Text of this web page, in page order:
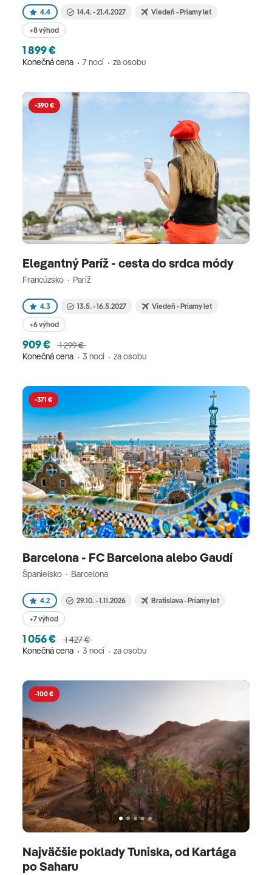
4.4 14.4. - 21.4.2027 Viedeň - Priamy let
+8 výhod
1 899 €
Konečná cena 7 nocí za osobu
-390 €
Elegantný Paríž - cesta do srdca módy
Francúzsko Paríž
4.3 13.5. - 16.5.2027 Viedeň - Priamy let
+6 výhod
909 €
1 299 €
Konečná cena
3 nocí za osobu
-371 €
Barcelona - FC Barcelona alebo Gaudí
Španielsko Barcelona
4.2 29.10. - 1.11.2026 Bratislava - Priamy let
+7 výhod
1 056 €
1 427 €
Konečná cena
3 nocí za osobu
-100 €
Najväčšie poklady Tuniska, od Kartága
po Saharu